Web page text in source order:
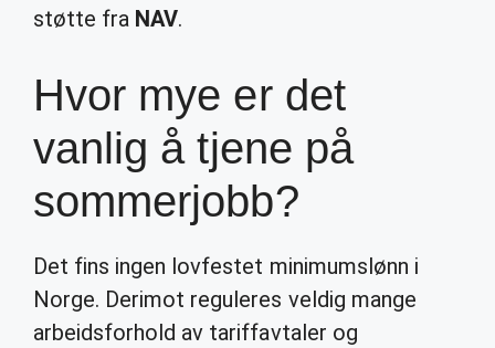
støtte fra NAV.
Hvor mye er det
vanlig å tjene på
sommerjobb?
Det fins ingen lovfestet minimumslønn i
Norge. Derimot reguleres veldig mange
arbeidsforhold av tariffavtaler og